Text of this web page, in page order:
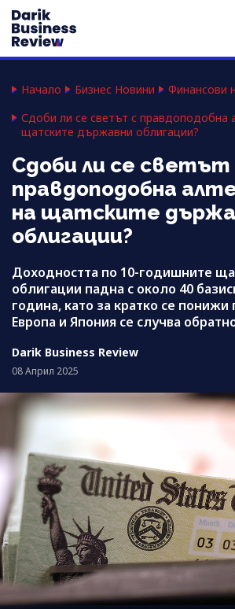
Начало Бизнес Новини
Финансови
Сдоби ли се светът с правдоподобна
щатските държавни облигации?
Сдоби ли се светът
правдоподобна
на щатските
облигации?
Доходността по 10-годишните
облигации падна с около 40
година, като за кратко се понижи
Европа и Япония се случва
Darik Business Review
08 Април 2025